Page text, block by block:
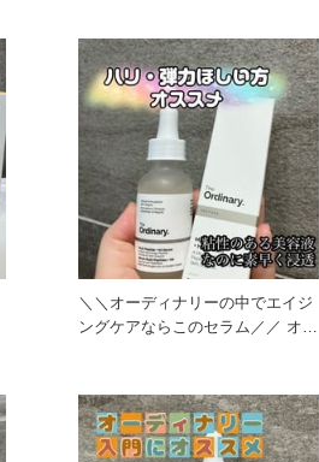
＼＼オーディナリーの中でエイジ
ングケアならこのセラム／／ オー